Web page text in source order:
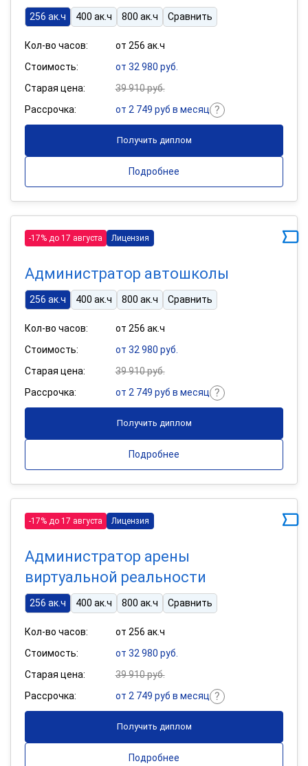
256 ак.ч 400 ак.ч 800 ак.ч Сравнить
Кол-во часов:
от 256 ак.ч
Стоимость:
от 32 980 руб.
Старая цена:
39 910 руб.
Рассрочка:
от 2 749 руб в месяц
Получить диплом
Подробнее
-17% до 17 августа Лицензия
Администратор автошколы
256 ак.ч 400 ак.ч 800 ак.ч Сравнить
Кол-во часов:
от 256 ак.ч
Стоимость:
от 32 980 руб.
Старая цена:
39 910 руб.
Рассрочка:
от 2 749 руб в месяц
Получить диплом
Подробнее
-17% до 17 августа Лицензия
Администратор арены
виртуальной реальности
256 ак.ч 400 ак.ч 800 ак.ч Сравнить
Кол-во часов:
от 256 ак.ч
Стоимость:
от 32 980 руб.
Старая цена:
39 910 руб.
Рассрочка:
от 2 749 руб в месяц
Получить диплом
Подробнее